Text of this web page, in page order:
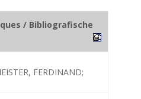
/ Bibliografische
FERDINAND;